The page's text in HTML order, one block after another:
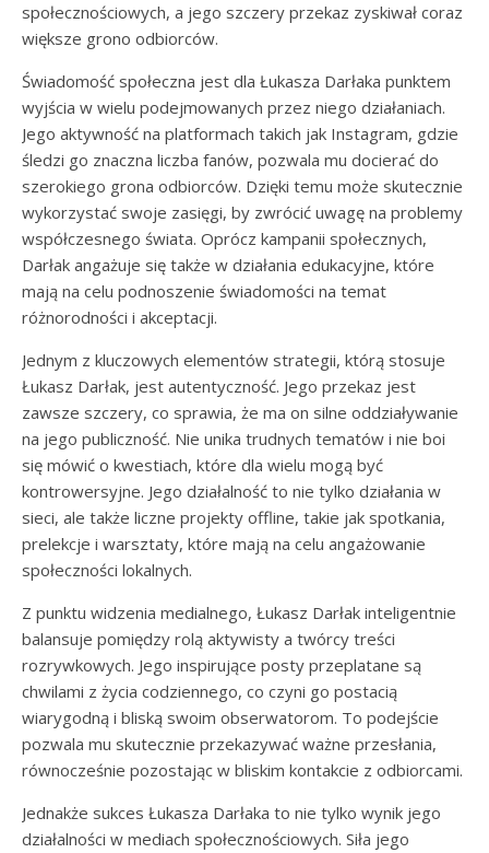
społecznościowych, a jego szczery przekaz zyskiwał coraz
większe grono odbiorców.
Świadomość społeczna jest dla Łukasza Darłaka punktem
wyjścia w wielu podejmowanych przez niego działaniach.
Jego aktywność na platformach takich jak Instagram, gdzie
śledzi go znaczna liczba fanów, pozwala mu docierać do
szerokiego grona odbiorców. Dzięki temu może skutecznie
wykorzystać swoje zasięgi, by zwrócić uwagę na problemy
współczesnego świata. Oprócz kampanii społecznych,
Darłak angażuje się także w działania edukacyjne, które
mają na celu podnoszenie świadomości na temat
różnorodności i akceptacji.
Jednym z kluczowych elementów strategii, którą stosuje
Łukasz Darłak, jest autentyczność. Jego przekaz jest
zawsze szczery, co sprawia, że ma on silne oddziaływanie
na jego publiczność. Nie unika trudnych tematów i nie boi
się mówić o kwestiach, które dla wielu mogą być
kontrowersyjne. Jego działalność to nie tylko działania w
sieci, ale także liczne projekty offline, takie jak spotkania,
prelekcje i warsztaty, które mają na celu angażowanie
społeczności lokalnych.
Z punktu widzenia medialnego, Łukasz Darłak inteligentnie
balansuje pomiędzy rolą aktywisty a twórcy treści
rozrywkowych. Jego inspirujące posty przeplatane są
chwilami z życia codziennego, co czyni go postacią
wiarygodną i bliską swoim obserwatorom. To podejście
pozwala mu skutecznie przekazywać ważne przesłania,
równocześnie pozostając w bliskim kontakcie z odbiorcami.
Jednakże sukces Łukasza Darłaka to nie tylko wynik jego
działalności w mediach społecznościowych. Siła jego